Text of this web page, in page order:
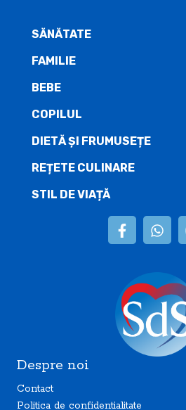
SĂNĂTATE
FAMILIE
BEBE
COPILUL
DIETĂ ŞI FRUMUSEȚE
REȚETE CULINARE
STIL DE VIAȚĂ
Despre noi
Contact
Politica de confidentialitate